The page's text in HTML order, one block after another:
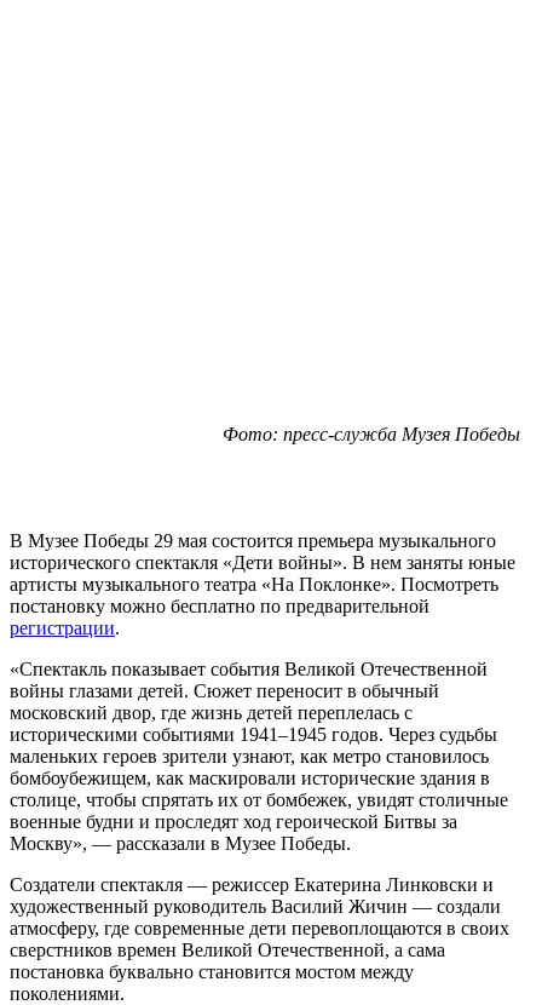
Фото: пресс-служба Музея Победы
В Музее Победы 29 мая состоится премьера музыкального
исторического спектакля «Дети войны». В нем заняты юные
артисты музыкального театра «На Поклонке». Посмотреть
постановку можно бесплатно по предварительной
регистрации.
«Спектакль показывает события Великой Отечественной
войны глазами детей. Сюжет переносит в обычный
московский двор, где жизнь детей переплелась с
историческими событиями 1941–1945 годов. Через судьбы
маленьких героев зрители узнают, как метро становилось
бомбоубежищем, как маскировали исторические здания в
столице, чтобы спрятать их от бомбежек, увидят столичные
военные будни и проследят ход героической Битвы за
Москву», — рассказали в Музее Победы.
Создатели спектакля — режиссер Екатерина Линковски и
художественный руководитель Василий Жичин — создали
атмосферу, где современные дети перевоплощаются в своих
сверстников времен Великой Отечественной, а сама
постановка буквально становится мостом между
поколениями.